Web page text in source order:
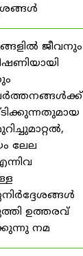
ജീവനും
ലേല
ഉത്തരവ്
നമ